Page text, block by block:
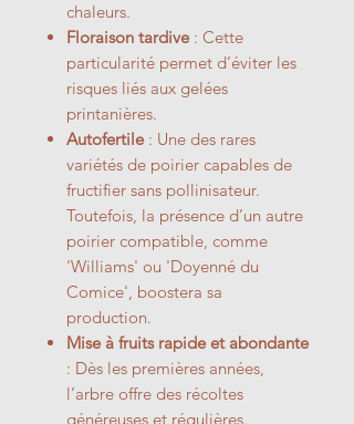
chaleurs.
Floraison tardive : Cette
particularité permet d’éviter les
risques liés aux gelées
printanières.
Autofertile : Une des rares
variétés de poirier capables de
fructifier sans pollinisateur.
Toutefois, la présence d’un autre
poirier compatible, comme
'Williams' ou 'Doyenné du
Comice', boostera sa
production.
Mise à fruits rapide et abondante
: Dès les premières années,
l’arbre offre des récoltes
généreuses et régulières.